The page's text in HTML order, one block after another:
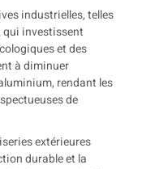
industrielles, telles
qui investissent
et des
à diminuer
rendant les
de
extérieures
durable et la